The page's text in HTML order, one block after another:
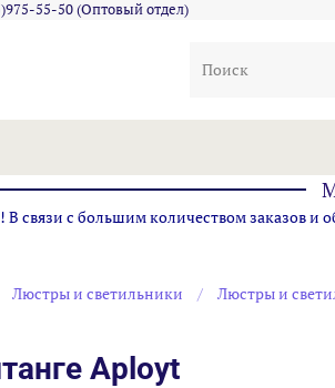
55-50 (Оптовый отдел)
связи с большим количеством заказов и
Люстры и светильники Люстры и
Aployt